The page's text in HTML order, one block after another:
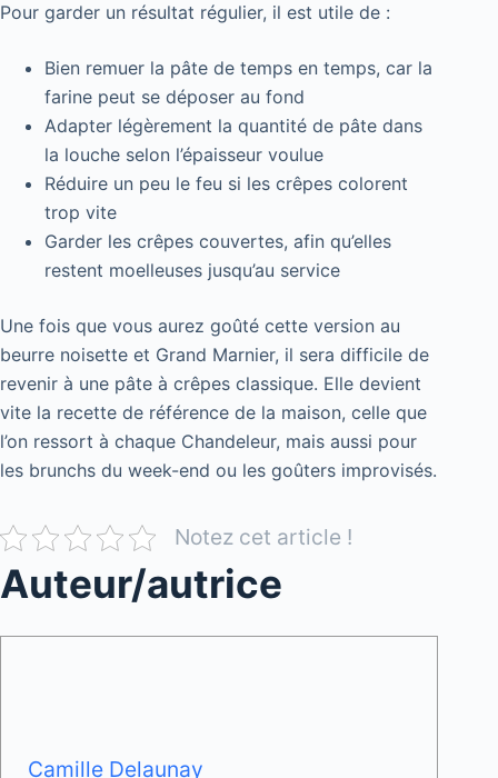
Pour garder un résultat régulier, il est utile de :
Bien remuer la pâte de temps en temps, car la
farine peut se déposer au fond
Adapter légèrement la quantité de pâte dans
la louche selon l’épaisseur voulue
Réduire un peu le feu si les crêpes colorent
trop vite
Garder les crêpes couvertes, afin qu’elles
restent moelleuses jusqu’au service
Une fois que vous aurez goûté cette version au
beurre noisette et Grand Marnier, il sera difficile de
revenir à une pâte à crêpes classique. Elle devient
vite la recette de référence de la maison, celle que
l’on ressort à chaque Chandeleur, mais aussi pour
les brunchs du week-end ou les goûters improvisés.
Notez cet article !
Auteur/autrice
Camille Delaunay